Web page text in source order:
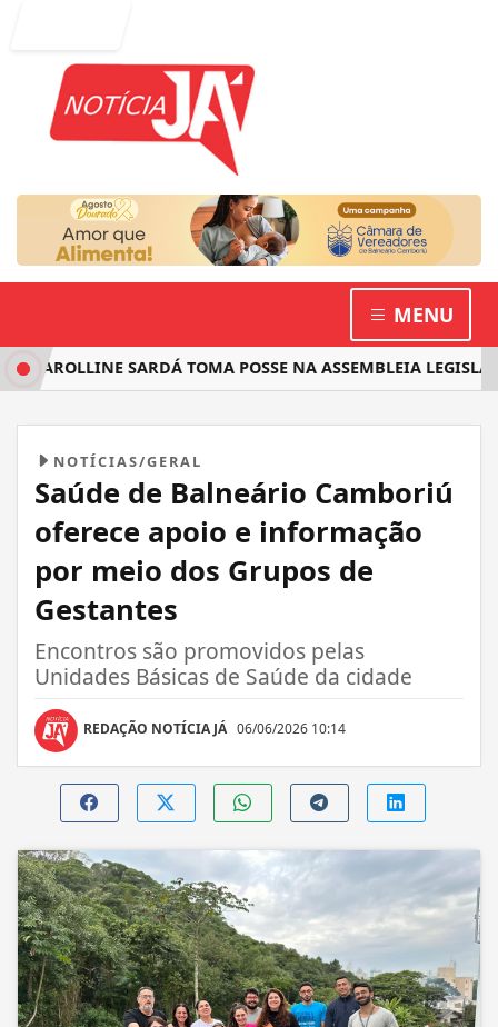
MENU
SARDÁ TOMA POSSE NA ASSEMBLEIA
NOTÍCIAS/GERAL
Saúde de Balneário Camboriú
oferece apoio e informação
por meio dos Grupos de
Gestantes
Encontros são promovidos pelas
Unidades Básicas de Saúde da cidade
REDAÇÃO NOTÍCIA JÁ 06/06/2026 10:14